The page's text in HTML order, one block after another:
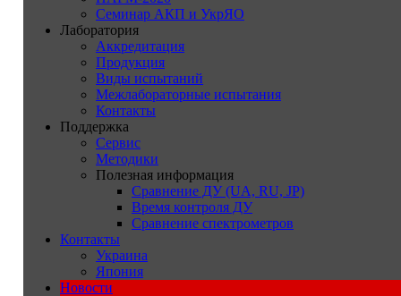
Семинар АКП и УкрЯО
Лаборатория
Аккредитация
Продукция
Виды испытаний
Межлабораторные испытания
Контакты
Поддержка
Сервис
Методики
Полезная информация
Сравнение ДУ (UA, RU, JP)
Время контроля ДУ
Сравнение спектрометров
Контакты
Украина
Япония
Новости